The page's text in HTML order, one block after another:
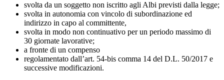
svolta da un soggetto non iscritto agli Albi previsti dalla legge;
svolta in autonomia con vincolo di subordinazione ed
indirizzo in capo al committente,
svolta in modo non continuativo per un periodo massimo di
30 giornate lavorative;
a fronte di un compenso
regolamentato dall’art. 54-bis comma 14 del D.L. 50/2017 e
successive modificazioni.